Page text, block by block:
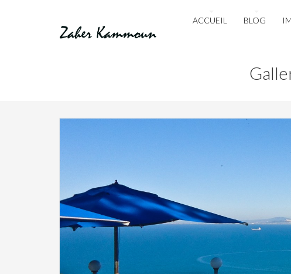
ACCUEIL BLOG